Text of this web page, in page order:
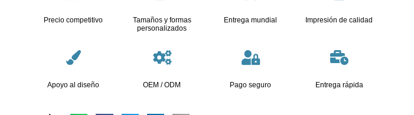
Precio competitivo
Tamaños y formas
personalizados
Entrega mundial Impresión de calidad
Apoyo al diseño OEM / ODM Pago seguro Entrega rápida